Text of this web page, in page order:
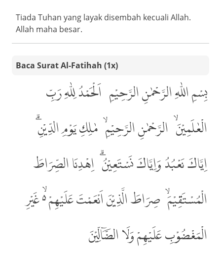
Tiada Tuhan yang layak disembah kecuali Allah.
Allah maha besar.
Baca Surat Al-Fatihah (1x)
بِسْمِ اللّٰهِ الرَّحْمٰنِ الرَّحِيْمِ، اَلْحَمْدُ لِلّٰهِ رَبِّ
الْعٰلَمِيْنَۙ، الرَّحْمٰنِ الرَّحِيْمِۙ، مٰلِكِ يَوْمِ الدِّيْنِۗ،
اِيَّاكَ نَعْبُدُ وَاِيَّاكَ نَسْتَعِيْنُۗ، اِهْدِنَا الصِّرَاطَ
الْمُسْتَقِيْمَۙ، صِرَاطَ الَّذِيْنَ اَنْعَمْتَ عَلَيْهِمْ ەۙ غَيْرِ
الْمَغْضُوْبِ عَلَيْهِمْ وَلَا الضَّاۤلِّيْنَ